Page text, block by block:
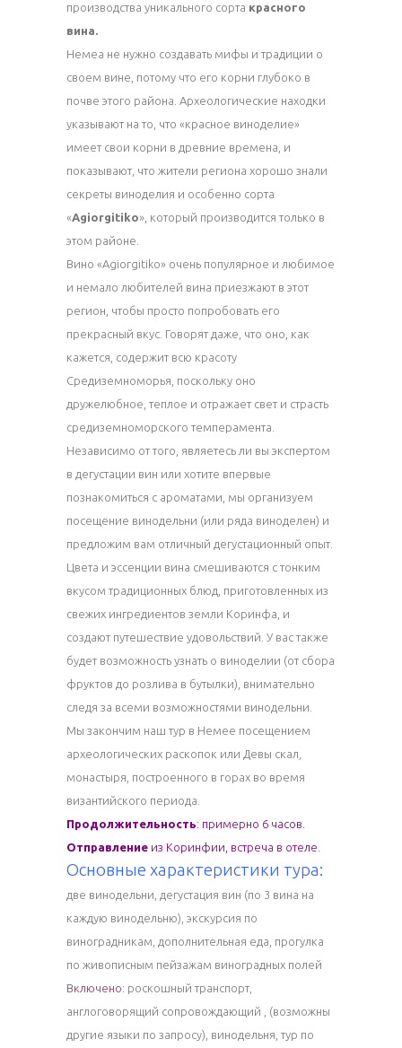
производства уникального сорта красного
вина.
Немеа не нужно создавать мифы и традиции о
своем вине, потому что его корни глубоко в
почве этого района. Археологические находки
указывают на то, что «красное виноделие»
имеет свои корни в древние времена, и
показывают, что жители региона хорошо знали
секреты виноделия и особенно сорта
«Agiorgitiko», который производится только в
этом районе.
Вино «Agiorgitiko» очень популярное и любимое
и немало любителей вина приезжают в этот
регион, чтобы просто попробовать его
прекрасный вкус. Говорят даже, что оно, как
кажется, содержит всю красоту
Средиземноморья, поскольку оно
дружелюбное, теплое и отражает свет и страсть
средиземноморского темперамента.
Независимо от того, являетесь ли вы экспертом
в дегустации вин или хотите впервые
познакомиться с ароматами, мы организуем
посещение винодельни (или ряда виноделен) и
предложим вам отличный дегустационный опыт.
Цвета и эссенции вина смешиваются с тонким
вкусом традиционных блюд, приготовленных из
свежих ингредиентов земли Коринфа, и
создают путешествие удовольствий. У вас также
будет возможность узнать о виноделии (от сбора
фруктов до розлива в бутылки), внимательно
следя за всеми возможностями винодельни.
Мы закончим наш тур в Немее посещением
археологических раскопок или Девы скал,
монастыря, построенного в горах во время
византийского периода.
Продолжительность: примерно 6 часов.
Отправление из Коринфии, встреча в отеле.
Основные характеристики тура:
две винодельни, дегустация вин (по 3 вина на
каждую винодельню), экскурсия по
виноградникам, дополнительная еда, прогулка
по живописным пейзажам виноградных полей
Включено: роскошный транспорт,
англоговорящий сопровождающий , (возможны
другие языки по запросу), винодельня, тур по